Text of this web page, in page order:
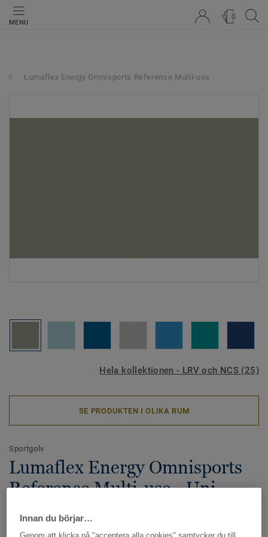
MENU
0
Lumaflex Energy Omnisports Reference Multi-use
Hela kollektionen - LRV och NCS (25)
SE PRODUKTEN I OLIKA RUM
Sportgolv
Lumaflex Energy Omnisports
Reference Multi-use - Uni
KAKI
Innan du börjar…